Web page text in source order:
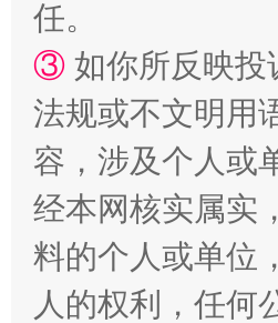
一颗心始终滚烫
任。
③ 如你所反映投
法规或不文明用
容，涉及个人或
经本网核实属实
料的个人或单位
人的权利，任何